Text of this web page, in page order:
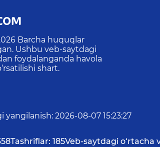
Barcha huquqlar
Ushbu veb-saytdagi
foydalanganda havola
shart.
yangilanish: 2026-08-07 15:23:27
Tashriflar: 185Veb-saytdagi o‘rtacha